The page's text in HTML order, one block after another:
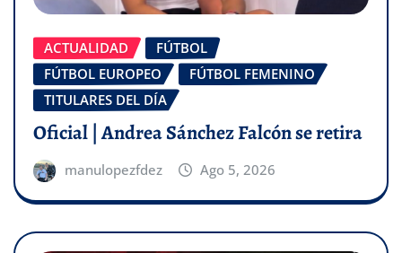
ACTUALIDAD
FÚTBOL
FÚTBOL EUROPEO
FÚTBOL FEMENINO
TITULARES DEL DÍA
Oficial | Andrea Sánchez Falcón se retira
manulopezfdez Ago 5, 2026